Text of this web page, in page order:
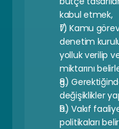
kabul etmek,
f) Kamu
denetim
yolluk verilip
miktarını
g)
değişiklikler
h) Vakıf
politikaları